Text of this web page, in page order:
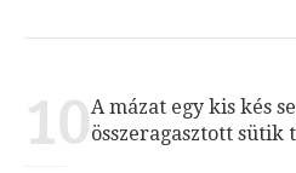
10A mázat egy kis kés
összeragasztott sütik